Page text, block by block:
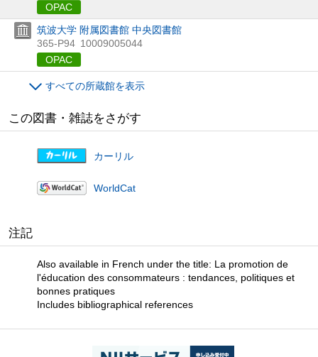
OPAC
筑波大学 附属図書館 中央図書館
365-P94 10009005044
OPAC
すべての所蔵館を表示
この図書・雑誌をさがす
カーリル
WorldCat
注記
Also available in French under the title: La promotion de
l'éducation des consommateurs : tendances, politiques et
bonnes pratiques
Includes bibliographical references